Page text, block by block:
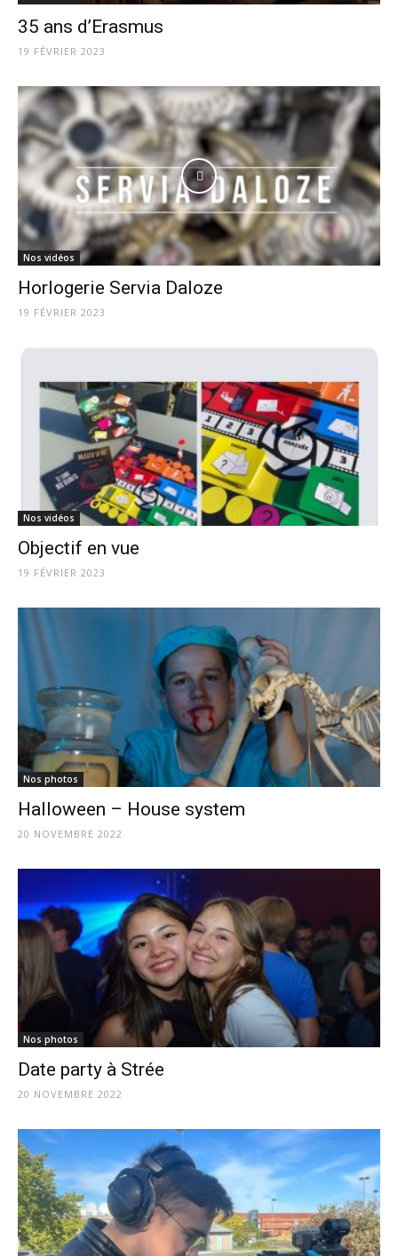
35 ans d’Erasmus
19 FÉVRIER 2023
Nos vidéos
Horlogerie Servia Daloze
19 FÉVRIER 2023
Nos vidéos
Objectif en vue
19 FÉVRIER 2023
Nos photos
Halloween – House system
20 NOVEMBRE 2022
Nos photos
Date party à Strée
20 NOVEMBRE 2022